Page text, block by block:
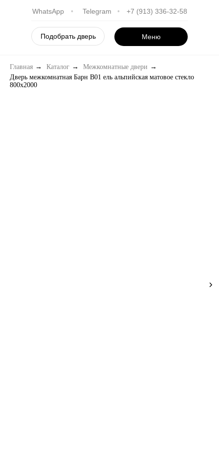
WhatsApp •
Telegram
• +7 (913) 336-32-58
Подобрать дверь Меню
Главная → Каталог → Межкомнатные двери →
Дверь межкомнатная Барн B01 ель альпийская матовое стекло
800х2000